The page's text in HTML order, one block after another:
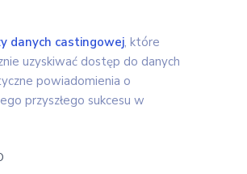
danych castingowej, które
uzyskiwać dostęp do danych
powiadomienia o
przyszłego sukcesu w